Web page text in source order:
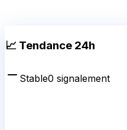
📈 Tendance 24h
Stable0 signalement